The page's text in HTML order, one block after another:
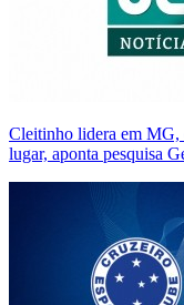
Cleitinho lidera em MG,
lugar, aponta pesquisa